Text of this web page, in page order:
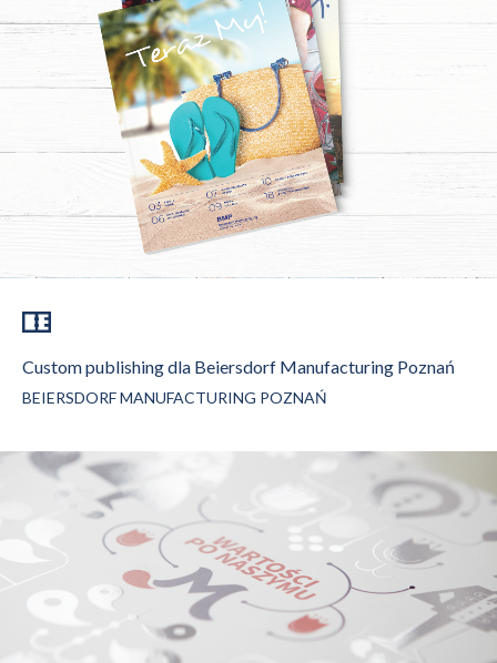
Custom publishing dla Beiersdorf Manufacturing Poznań
BEIERSDORF MANUFACTURING POZNAŃ